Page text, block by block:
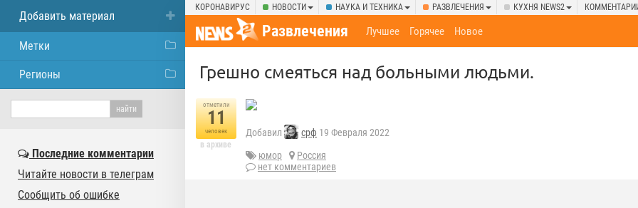
КОРОНАВИРУС НОВОСТИ НАУКА И ТЕХНИКА РАЗВЛЕЧЕНИЯ КУХНЯ NEWS2
Развлечения Лучшее Горячее Новое
Грешно смеяться над больными людьми.
отметили
11
человек
в архиве
Добавил срф 19 Февраля 2022
юмор
Россия
нет комментариев
Добавить материал
Метки
Регионы
Последние комментарии
Читайте новости в телеграм
Сообщить об ошибке